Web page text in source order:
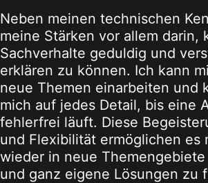
Neben meinen technischen
meine Stärken vor allem darin,
Sachverhalte geduldig und
erklären zu können. Ich kann
neue Themen einarbeiten und
mich auf jedes Detail, bis eine
fehlerfrei läuft. Diese
und Flexibilität ermöglichen es
wieder in neue
und ganz eigene Lösungen zu